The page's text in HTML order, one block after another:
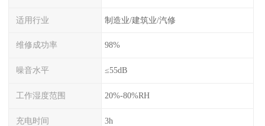
适用行业 制造业/建筑业/汽修
维修成功率 98%
噪音水平 ≤55dB
工作湿度范围 20%-80%RH
充电时间 3h